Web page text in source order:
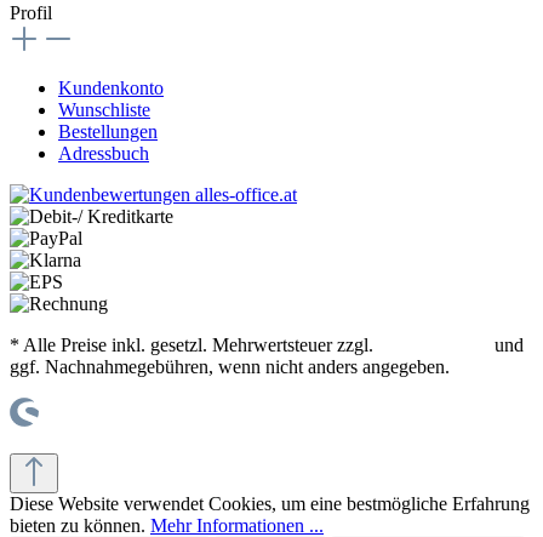
Profil
Kundenkonto
Wunschliste
Bestellungen
Adressbuch
* Alle Preise inkl. gesetzl. Mehrwertsteuer zzgl.
und
ggf. Nachnahmegebühren, wenn nicht anders angegeben.
Diese Website verwendet Cookies, um eine bestmögliche Erfahrung
bieten zu können. Mehr Informationen ...